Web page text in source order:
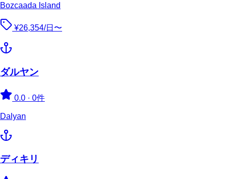
Bozcaada Island
¥26,354/日〜
ダルヤン
0.0 · 0件
Dalyan
ディキリ